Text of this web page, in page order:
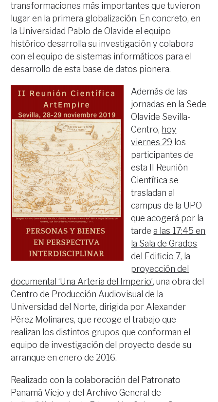
transformaciones más importantes que tuvieron
lugar en la primera globalización. En concreto, en
la Universidad Pablo de Olavide el equipo
histórico desarrolla su investigación y colabora
con el equipo de sistemas informáticos para el
desarrollo de esta base de datos pionera.
Además de las
jornadas en la Sede
Olavide Sevilla-
Centro, hoy
viernes 29 los
participantes de
esta II Reunión
Científica se
trasladan al
campus de la UPO
que acogerá por la
tardea las 17:45 en
la Sala de Grados
del Edificio 7, la
proyección del
documental ‘Una Arteria del Imperio’, una obra del
Centro de Producción Audiovisual de la
Universidad del Norte, dirigida por Alexander
Pérez Molinares, que recoge el trabajo que
realizan los distintos grupos que conforman el
equipo de investigación del proyecto desde su
arranque en enero de 2016.
Realizado con la colaboración del Patronato
Panamá Viejo y del Archivo General de